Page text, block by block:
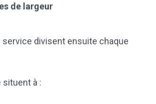
de largeur
service divisent ensuite chaque
situent à :